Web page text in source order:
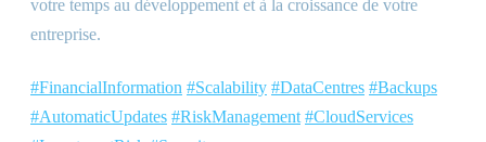
votre temps au développement et à la croissance de votre
entreprise.
#FinancialInformation #Scalability #DataCentres #Backups
#AutomaticUpdates #RiskManagement #CloudServices